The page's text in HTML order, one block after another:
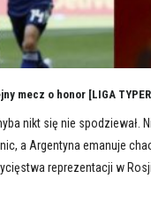
mecz o honor [LIGA
nikt się nie spodziewał.
a Argentyna emanuje
reprezentacji w